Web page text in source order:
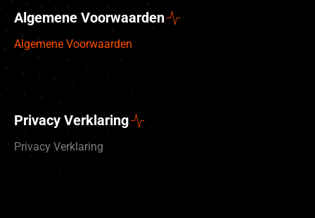
Algemene Voorwaarden
Algemene Voorwaarden
Privacy Verklaring
Privacy Verklaring